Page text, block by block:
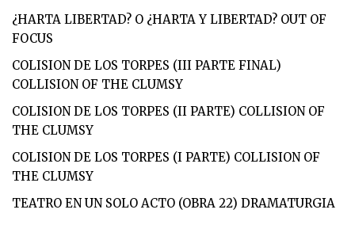
¿HARTA LIBERTAD? O ¿HARTA Y LIBERTAD? OUT OF
FOCUS
COLISION DE LOS TORPES (III PARTE FINAL)
COLLISION OF THE CLUMSY
COLISION DE LOS TORPES (II PARTE) COLLISION OF
THE CLUMSY
COLISION DE LOS TORPES (I PARTE) COLLISION OF
THE CLUMSY
TEATRO EN UN SOLO ACTO (OBRA 22) DRAMATURGIA